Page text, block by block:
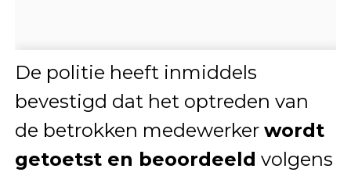
De politie heeft inmiddels
bevestigd dat het optreden van
de betrokken medewerker wordt
getoetst en beoordeeld volgens